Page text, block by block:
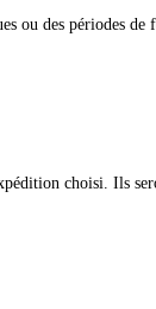
ou des périodes
choisi. Ils